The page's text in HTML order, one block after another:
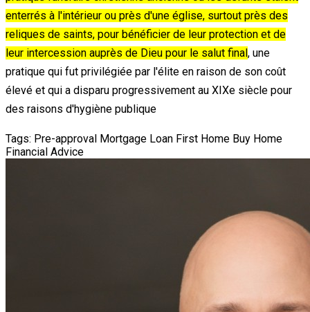
enterrés à l'intérieur ou près d'une église, surtout près des
reliques de saints, pour bénéficier de leur protection et de
leur intercession auprès de Dieu pour le salut final, une
pratique qui fut privilégiée par l'élite en raison de son coût
élevé et qui a disparu progressivement au XIXe siècle pour
des raisons d'hygiène publique
Tags: Pre-approval Mortgage Loan First Home Buy Home
Financial Advice